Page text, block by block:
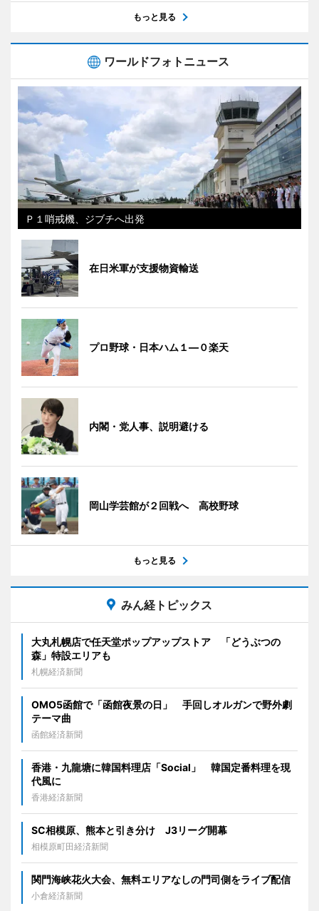
もっと見る
ワールドフォトニュース
Ｐ１哨戒機、ジブチへ出発
在日米軍が支援物資輸送
プロ野球・日本ハム１―０楽天
内閣・党人事、説明避ける
岡山学芸館が２回戦へ 高校野球
もっと見る
みん経トピックス
大丸札幌店で任天堂ポップアップストア 「どうぶつの
森」特設エリアも
札幌経済新聞
OMO5函館で「函館夜景の日」 手回しオルガンで野外劇
テーマ曲
函館経済新聞
香港・九龍塘に韓国料理店「Social」 韓国定番料理を現
代風に
香港経済新聞
SC相模原、熊本と引き分け J3リーグ開幕
相模原町田経済新聞
関門海峡花火大会、無料エリアなしの門司側をライブ配信
小倉経済新聞